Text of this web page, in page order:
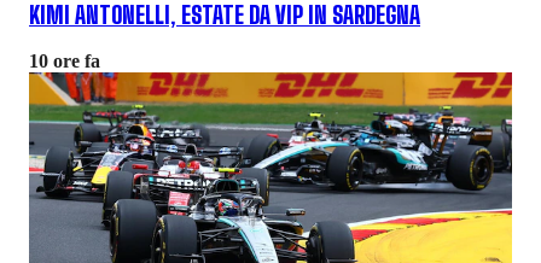
KIMI ANTONELLI, ESTATE DA VIP IN SARDEGNA
10 ore fa